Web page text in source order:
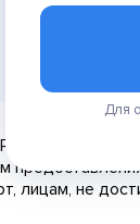
Для
лицам, не